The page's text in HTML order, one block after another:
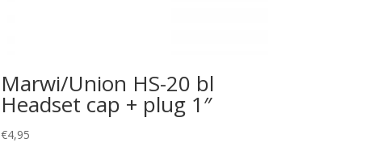
Marwi/Union HS-20 bl
Headset cap + plug 1″
€4,95